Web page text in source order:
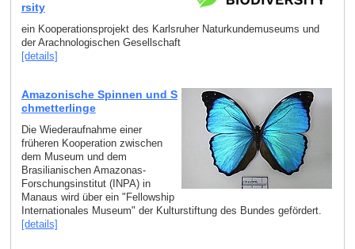
rsity
ein Kooperationsprojekt des Karlsruher Naturkundemuseums und
der Arachnologischen Gesellschaft
[details]
Amazonische Spinnen und S
chmetterlinge
Die Wiederaufnahme einer
früheren Kooperation zwischen
dem Museum und dem
Brasilianischen Amazonas-
Forschungsinstitut (INPA) in
Manaus wird über ein "Fellowship
Internationales Museum" der Kulturstiftung des Bundes gefördert.
[details]